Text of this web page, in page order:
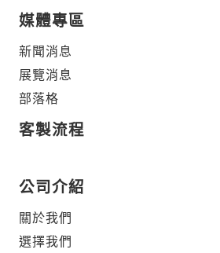
媒體專區
新聞消息
展覽消息
部落格
客製流程
公司介紹
關於我們
選擇我們